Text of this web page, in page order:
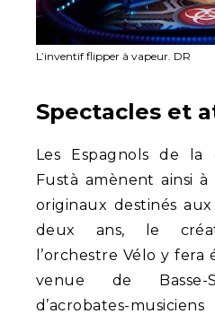
L’inventif flipper à vapeur. DR
Spectacles et
Les Espagnols de la
Fustà amènent ainsi
originaux destinés
deux ans, le
l’orchestre Vélo y
venue de
d’acrobates-